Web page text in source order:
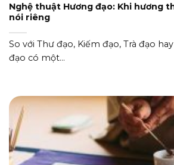
Nghệ thuật Hương đạo: Khi hương
nói riêng
So với Thư đạo, Kiếm đạo, Trà đạo
đạo có một...